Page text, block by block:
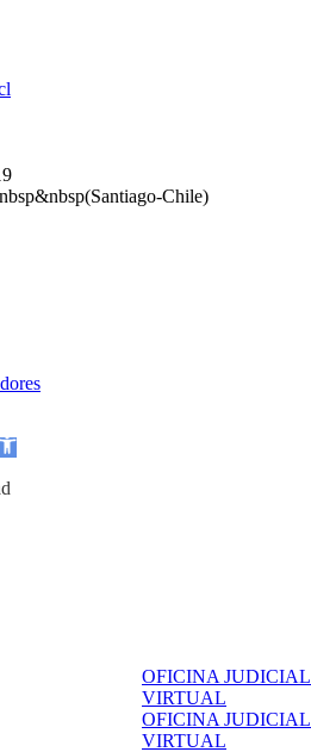
OFICINA JUDICIAL
VIRTUAL
OFICINA JUDICIAL
VIRTUAL
Chile)